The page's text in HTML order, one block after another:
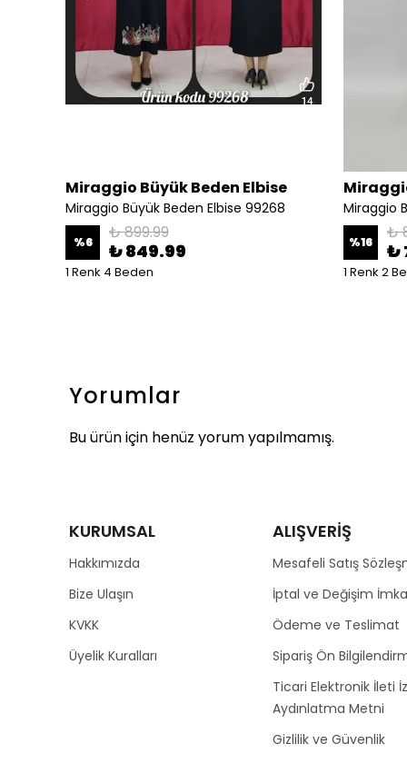
Miraggio Büyük Beden Elbise
Miraggio Büyük Beden Elbise 99268
%6 ₺ 899.99
₺ 849.99
1 Renk 4 Beden
%16 ₺
₺
1 Renk 2
Yorumlar
Bu ürün için henüz yorum yapılmamış.
KURUMSAL
Hakkımızda
Bize Ulaşın
KVKK
Üyelik Kuralları
ALIŞVERİŞ
Mesafeli Satış
İptal ve Değişim
Ödeme ve Teslimat
Sipariş Ön
Ticari Elektronik İleti
Aydınlatma Metni
Gizlilik ve Güvenlik